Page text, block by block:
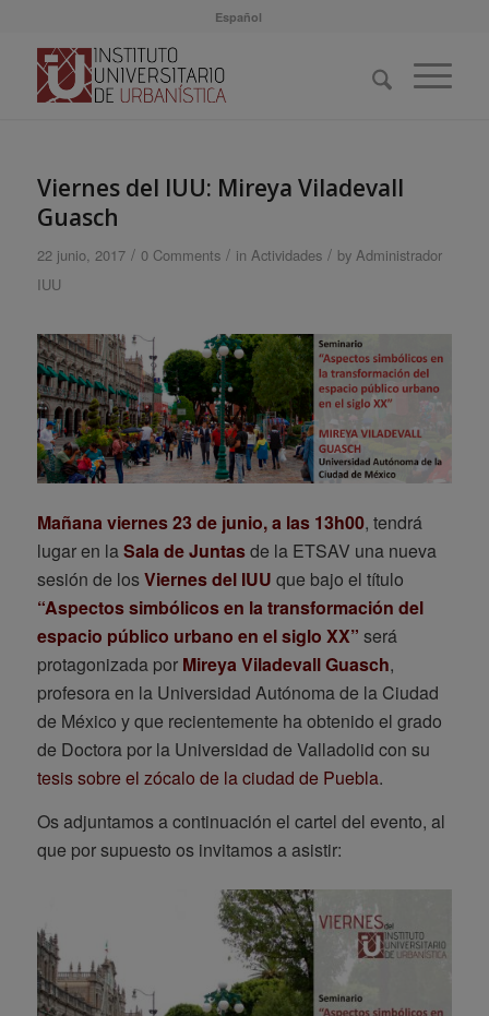
Español
Viernes del IUU: Mireya Viladevall
Guasch
22 junio, 2017 / 0 Comments / in Actividades / by Administrador
IUU
Mañana viernes 23 de junio, a las 13h00, tendrá
lugar en laSala de Juntasde la ETSAV una nueva
sesión de losViernes del IUU que bajo el título
“Aspectos simbólicos en la transformación del
espacio público urbano en el siglo XX” será
protagonizada por Mireya Viladevall Guasch,
profesora en la Universidad Autónoma de la Ciudad
de México y que recientemente ha obtenido el grado
de Doctora por la Universidad de Valladolid con su
tesis sobre el zócalo de la ciudad de Puebla.
Os adjuntamos a continuación el cartel del evento, al
que por supuesto os invitamos a asistir: